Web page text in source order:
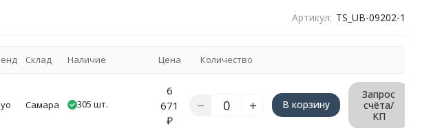
Артикул: TS_UB-09202-1
Склад Наличие Цена Количество
Самара 305 шт.
6
671
₽
В корзину
Запрос
счёта/
КП